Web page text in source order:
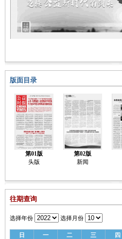
版面目录
第01版
头版
第02版
新闻
往期查询
选择年份 选择月份
日 一 二 三 四